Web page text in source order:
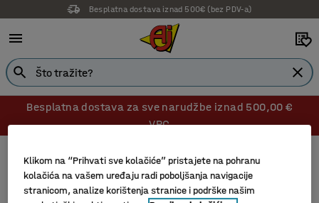
Besplatna dostava iznad 500€ (bez PDV-a)
Besplatna dostava za sve narudžbe iznad 500,00 €
VPC
Trake upozorenja
Klikom na “Prihvati sve kolačiće” pristajete na pohranu
kolačića na vašem uređaju radi poboljšanja navigacije
stranicom, analize korištenja stranice i podrške našim